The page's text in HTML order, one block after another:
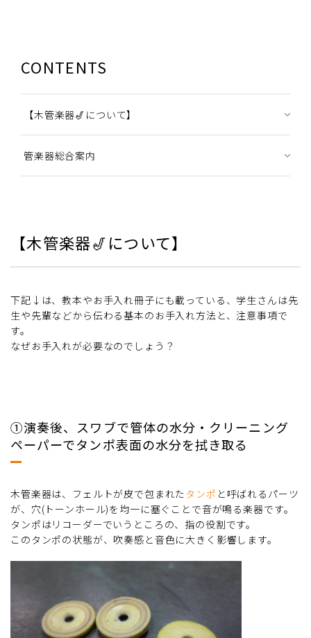
CONTENTS
【木管楽器🎷について】
管楽器総合案内
【木管楽器🎷について】
下記↓は、教本やお手入れ冊子にも載っている、学生さんは先
生や先輩などから伝わる基本のお手入れ方法と、注意事項で
す。
なぜお手入れが必要なのでしょう？
①演奏後、スワブで管体の水分・クリーニング
ペーパーでタンポ表面の水分を拭き取る
木管楽器は、フェルトが皮で包まれた タンポ と呼ばれるパーツ
が、穴(トーンホール)を均一に塞ぐことで音が鳴る楽器です。
タンポはリコーダーでいうところの、指の役割です。
このタンポの状態が、吹奏感と音色に大きく影響します。